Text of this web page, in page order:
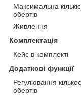
Максимальна
обертів
Живлення
Комплектація
Кейс в комплекті
Додаткові функції
Регулювання
обертів